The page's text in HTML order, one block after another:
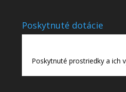
Poskytnuté dotácie
Poskytnuté prostriedky a ich